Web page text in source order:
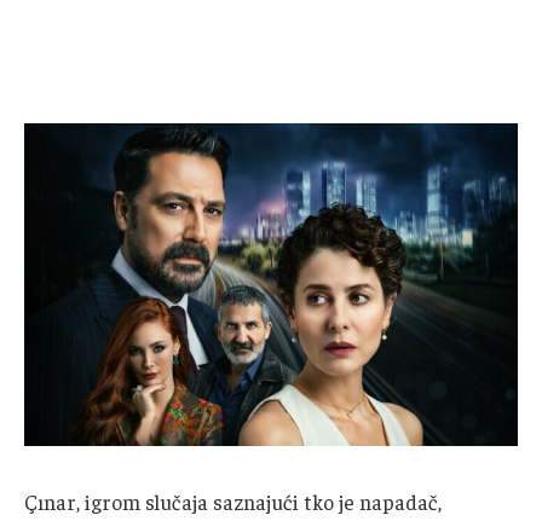
Çınar, igrom slučaja saznajući tko je napadač,